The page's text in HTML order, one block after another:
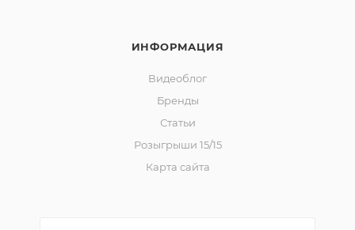
ИНФОРМАЦИЯ
Видеоблог
Бренды
Статьи
Розыгрыши 15/15
Карта сайта